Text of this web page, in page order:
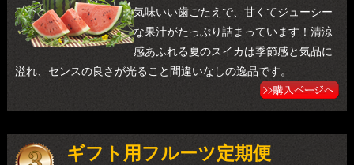
気味いい歯ごたえで、甘くてジューシー
な果汁がたっぷり詰まっています！清涼
感あふれる夏のスイカは季節感と気品に
溢れ、センスの良さが光ること間違いなしの逸品です。
ギフト用フルーツ定期便